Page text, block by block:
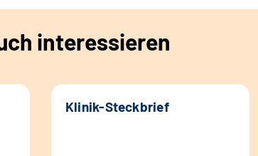
interessieren
Klinik-Steckbrief